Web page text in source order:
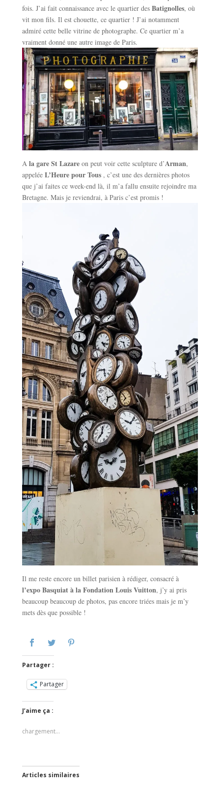
fois. J’ai fait connaissance avec le quartier des Batignolles, où
vit mon fils. Il est chouette, ce quartier ! J’ai notamment
admiré cette belle vitrine de photographe. Ce quartier m’a
vraiment donné une autre image de Paris.
A la gare St Lazareon peut voir cette sculpture d’Arman,
appeléeL’Heure pour Tous, c’est une des dernières photos
que j’ai faites ce week-end là, il m’a fallu ensuite rejoindre ma
Bretagne. Mais je reviendrai, à Paris c’est promis !
Il me reste encore un billet parisien à rédiger, consacré à
l’expo Basquiat à la Fondation Louis Vuitton, j’y ai pris
beaucoup beaucoup de photos, pas encore triées mais je m’y
mets dès que possible !
Partager :
Partager
J’aime ça :
chargement…
Articles similaires